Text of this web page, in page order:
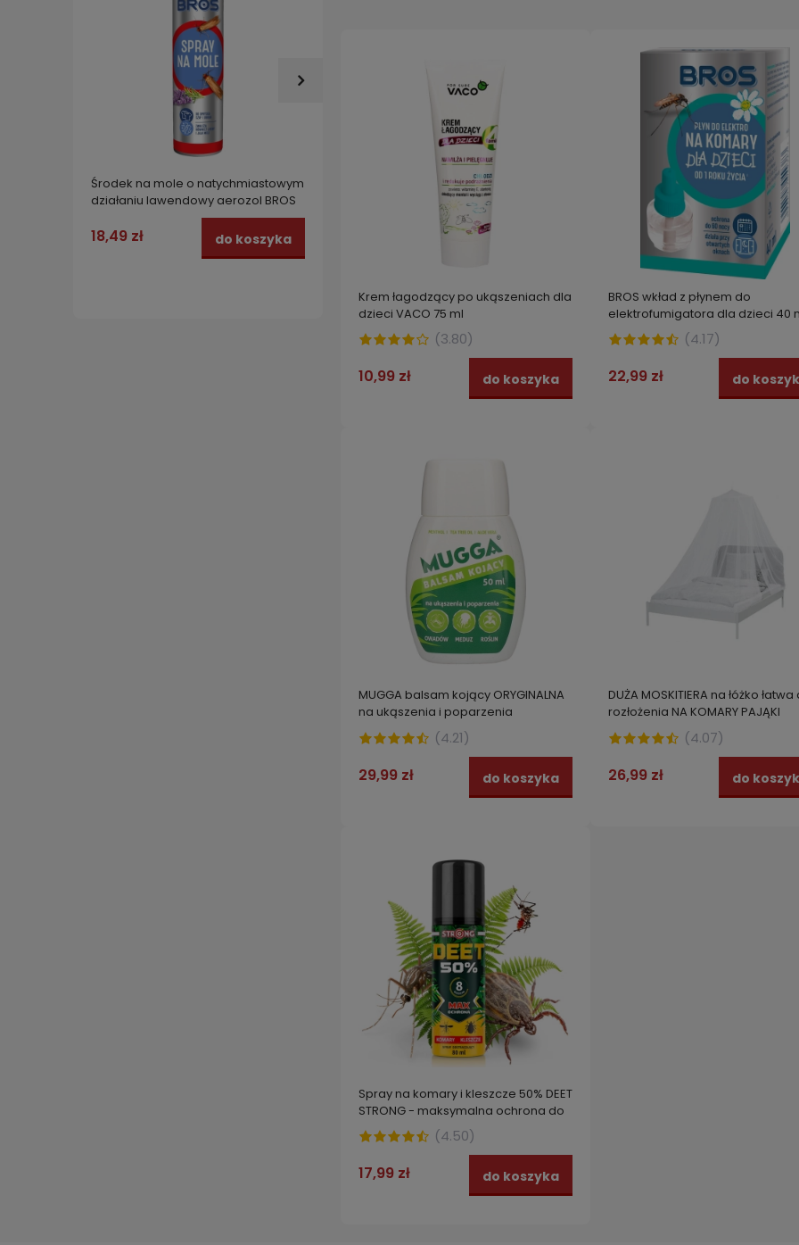
Środek na mole o natychmiastowym
działaniu lawendowy aerozol BROS
18,49 zł do koszyka
Mineralny nawóz uniwersalny do
owoców, warzyw i kwiatów.
Wieloskładnikowy nawóz AGRECOL
do koszyka
Spray na komary tropikalne
repelent 4h Tropical Formula
10,49 zł do
Krem łagodzący po ukąszeniach dla
dzieci VACO 75 ml
(3.80)
10,99 zł do koszyka
BROS wkład z płynem do
elektrofumigatora dla dzieci 40
(4.17)
22,99 zł do
MUGGA balsam kojący ORYGINALNA
na ukąszenia i poparzenia
OWADÓW, MEDUZ i ROŚLIN 50 ml
(4.21)
29,99 zł do koszyka
DUŻA MOSKITIERA na łóżko łatwa
rozłożenia NA KOMARY PAJĄKI
OWADY
(4.07)
26,99 zł do
Spray na komary i kleszcze 50% DEET
STRONG - maksymalna ochrona do
8h bez ukąszeń
(4.50)
17,99 zł do koszyka